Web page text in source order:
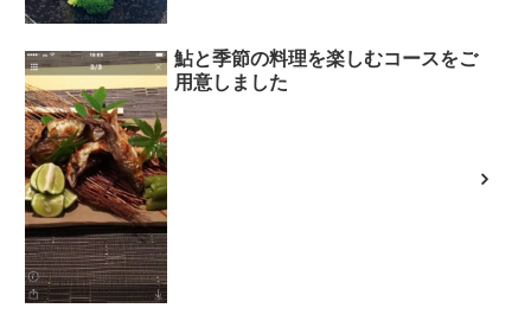
鮎と季節の料理を楽しむコースをご
用意しました